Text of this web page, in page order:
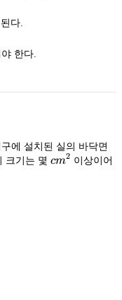
다.
한다.
에 설치된 실의 바닥면
크기는 몇 cm^2
cm2 이상이어